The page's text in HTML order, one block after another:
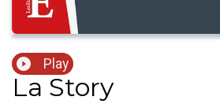
Play
La Story